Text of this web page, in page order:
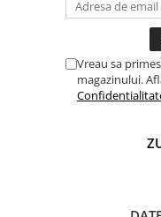
Vreau sa
magazinului.